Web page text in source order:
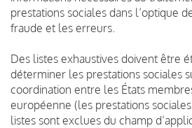
prestations sociales dans l’optique
fraude et les erreurs.
Des listes exhaustives doivent être
déterminer les prestations sociales
coordination entre les États
européenne (les prestations
listes sont exclues du champ